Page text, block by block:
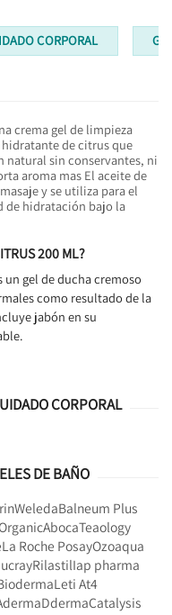
CORPORAL
crema gel de limpieza
de citrus que
natural sin conservantes, ni
aroma mas El aceite de
y se utiliza para el
de hidratación bajo la
200 ML?
un gel de ducha cremoso
como resultado de la
jabón en su
CORPORAL
DE BAÑO
WeledaBalneum Plus
AbocaTeaology
La Roche PosayOzoaqua
RilastilIap pharma
Leti At4
DdermaCatalysis